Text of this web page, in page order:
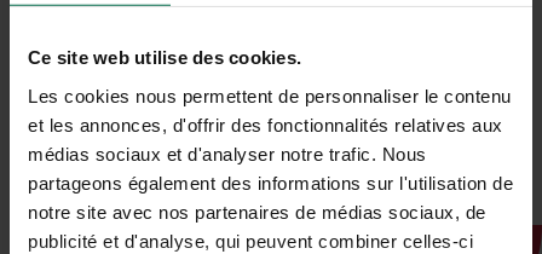
Ce site web utilise des cookies.
Les cookies nous permettent de personnaliser le contenu
et les annonces, d'offrir des fonctionnalités relatives aux
médias sociaux et d'analyser notre trafic. Nous
partageons également des informations sur l'utilisation de
notre site avec nos partenaires de médias sociaux, de
publicité et d'analyse, qui peuvent combiner celles-ci
C'est parti !